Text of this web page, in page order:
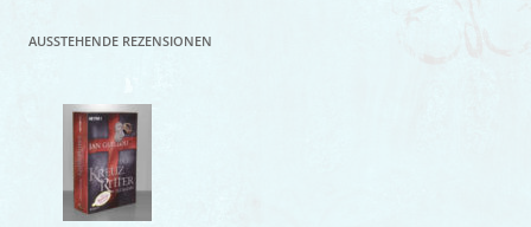
AUSSTEHENDE REZENSIONEN